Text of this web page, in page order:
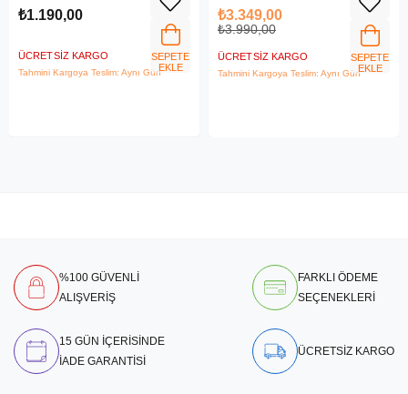
₺1.190,00
ÜCRETSIZ KARGO
Tahmini Kargoya Teslim: Aynı Gün
SEPETE
EKLE
₺3.349,00
₺3.990,00
ÜCRETSIZ KARGO
Tahmini Kargoya Teslim: Aynı Gün
SEPETE
EKLE
%100 GÜVENLİ
ALIŞVERİŞ
FARKLI ÖDEME
SEÇENEKLERİ
15 GÜN İÇERİSİNDE
İADE GARANTİSİ
ÜCRETSİZ KARGO